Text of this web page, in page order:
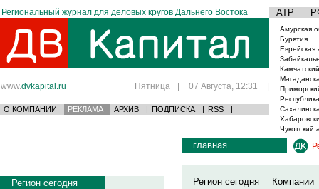
Региональный журнал для деловых кругов Дальнего Востока АТР
www.dvkapital.ru Пятница | 07 Августа, 12:31 |
О КОМПАНИИ РЕКЛАМА АРХИВ | ПОДПИСКА | RSS |
Амурская
Бурятия
Еврейская
Чукотский
Регион сегодня
главная
Регион сегодня
Компании